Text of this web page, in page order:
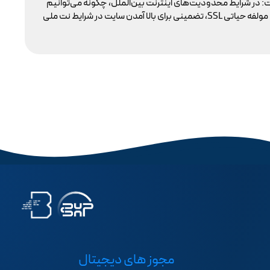
پایداری دسترسی کاربران داخلی به سایت خود را تضمین کنیم؟ بسیاری گمان می‌کنند تنها دامنه .ir کافی است، اما حقیقت این است که بدون توجه به مولفه حیاتی SSL، تضمینی برای بالا آمدن سایت در شرایط نت ملی
مجوز های دیجیتال